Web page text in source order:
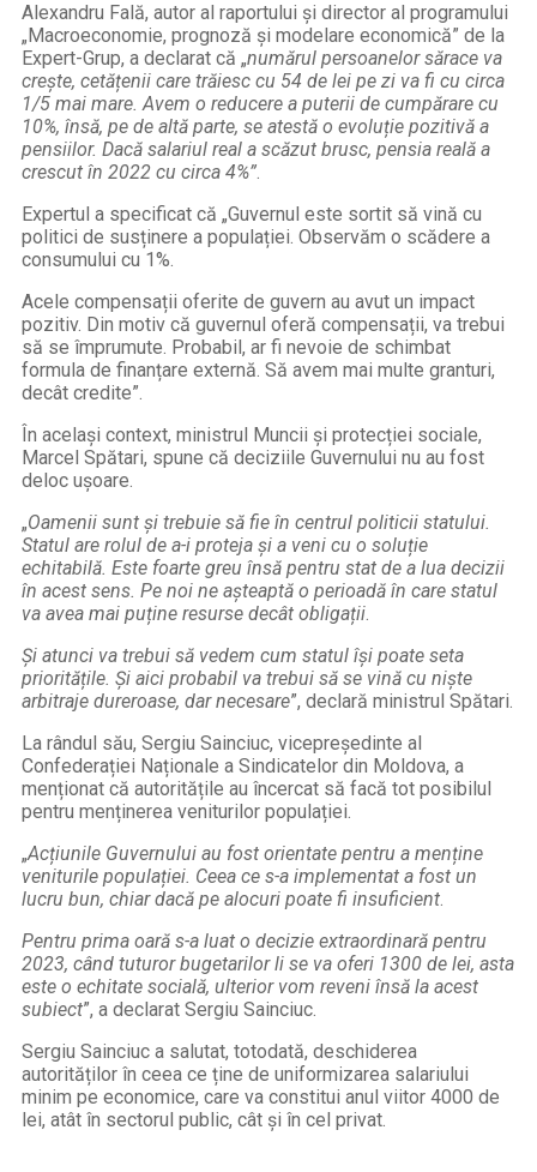
Alexandru Fală, autor al raportului și director al programului
„Macroeconomie, prognoză și modelare economică” de la
Expert-Grup, a declarat că „numărul persoanelor sărace va
crește, cetățenii care trăiesc cu 54 de lei pe zi va fi cu circa
1/5 mai mare. Avem o reducere a puterii de cumpărare cu
10%, însă, pe de altă parte, se atestă o evoluție pozitivă a
pensiilor. Dacă salariul real a scăzut brusc, pensia reală a
crescut în 2022 cu circa 4%”.
Expertul a specificat că „Guvernul este sortit să vină cu
politici de susținere a populației. Observăm o scădere a
consumului cu 1%.
Acele compensații oferite de guvern au avut un impact
pozitiv. Din motiv că guvernul oferă compensații, va trebui
să se împrumute. Probabil, ar fi nevoie de schimbat
formula de finanțare externă. Să avem mai multe granturi,
decât credite”.
În același context, ministrul Muncii și protecției sociale,
Marcel Spătari, spune că deciziile Guvernului nu au fost
deloc ușoare.
„Oamenii sunt și trebuie să fie în centrul politicii statului.
Statul are rolul de a-i proteja și a veni cu o soluție
echitabilă. Este foarte greu însă pentru stat de a lua decizii
în acest sens. Pe noi ne așteaptă o perioadă în care statul
va avea mai puține resurse decât obligații.
Și atunci va trebui să vedem cum statul își poate seta
prioritățile. Și aici probabil va trebui să se vină cu niște
arbitraje dureroase, dar necesare”, declară ministrul Spătari.
La rândul său, Sergiu Sainciuc, vicepreședinte al
Confederației Naționale a Sindicatelor din Moldova, a
menționat că autoritățile au încercat să facă tot posibilul
pentru menținerea veniturilor populației.
„Acțiunile Guvernului au fost orientate pentru a menține
veniturile populației. Ceea ce s-a implementat a fost un
lucru bun, chiar dacă pe alocuri poate fi insuficient.
Pentru prima oară s-a luat o decizie extraordinară pentru
2023, când tuturor bugetarilor li se va oferi 1300 de lei, asta
este o echitate socială, ulterior vom reveni însă la acest
subiect”, a declarat Sergiu Sainciuc.
Sergiu Sainciuc a salutat, totodată, deschiderea
autorităților în ceea ce ține de uniformizarea salariului
minim pe economice, care va constitui anul viitor 4000 de
lei, atât în sectorul public, cât și în cel privat.